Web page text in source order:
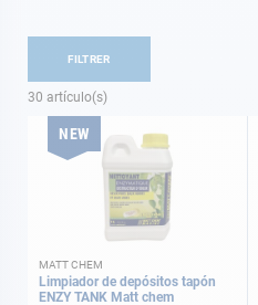
30 artículo(s)
NEW
MATT CHEM
Limpiador de depósitos tapón
ENZY TANK Matt chem
FILTRER